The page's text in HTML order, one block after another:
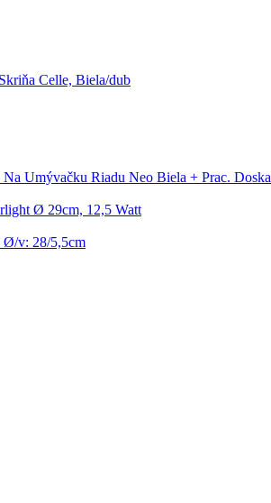
Celle, Biela/dub
Na Umývačku Riadu Neo Biela + Prac. Doska
Ø 29cm, 12,5 Watt
Ø/v: 28/5,5cm